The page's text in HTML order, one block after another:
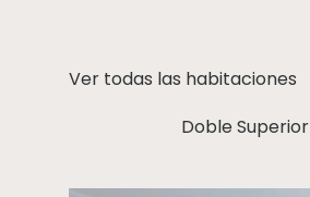
Ver todas las habitaciones
Doble Superior